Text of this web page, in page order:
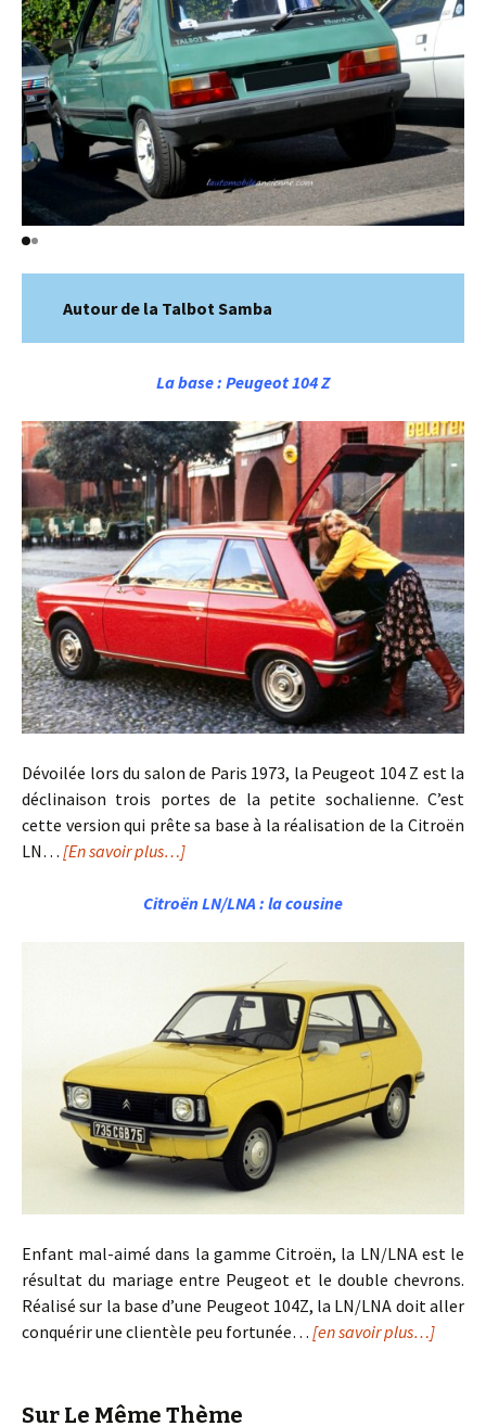
Autour de la Talbot Samba
La base : Peugeot 104 Z
Dévoilée lors du salon de Paris 1973, la Peugeot 104 Z est la
déclinaison trois portes de la petite sochalienne. C’est
cette version qui prête sa base à la réalisation de la Citroën
LN… [En savoir plus…]
Citroën LN/LNA : la cousine
Enfant mal-aimé dans la gamme Citroën, la LN/LNA est le
résultat du mariage entre Peugeot et le double chevrons.
Réalisé sur la base d’une Peugeot 104Z, la LN/LNA doit aller
conquérir une clientèle peu fortunée… [en savoir plus…]
Sur Le Même Thème